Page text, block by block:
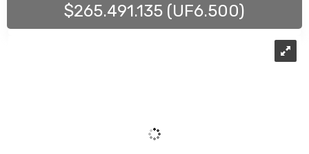
$265.491.135 (UF6.500)